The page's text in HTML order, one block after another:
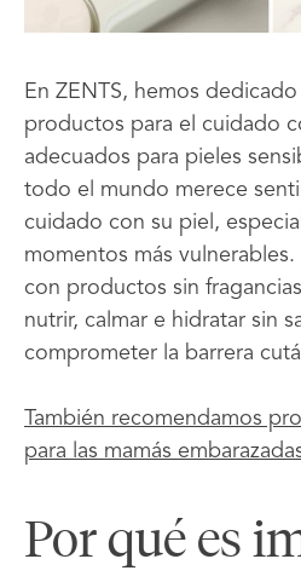
En ZENTS, hemos
productos para el cuidado
adecuados para pieles
todo el mundo merece
cuidado con su piel,
momentos más
con productos sin
nutrir, calmar e hidratar sin
comprometer la barrera
También recomendamos
para las mamás
Por qué es